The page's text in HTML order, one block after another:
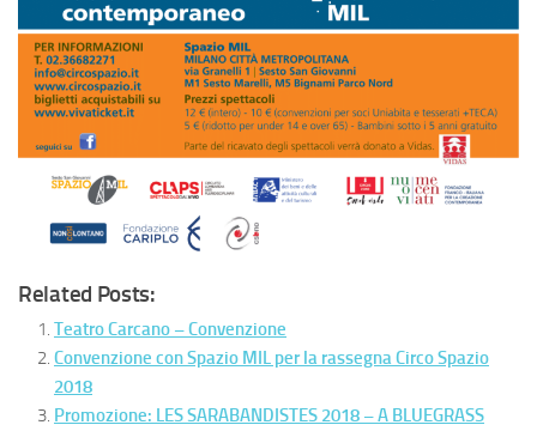
Related Posts:
Teatro Carcano – Convenzione
Convenzione con Spazio MIL per la rassegna Circo Spazio
2018
Promozione: LES SARABANDISTES 2018 – A BLUEGRASS